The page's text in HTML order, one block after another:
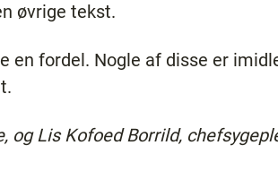
øvrige tekst.
en fordel. Nogle af disse er
Lis Kofoed Borrild,